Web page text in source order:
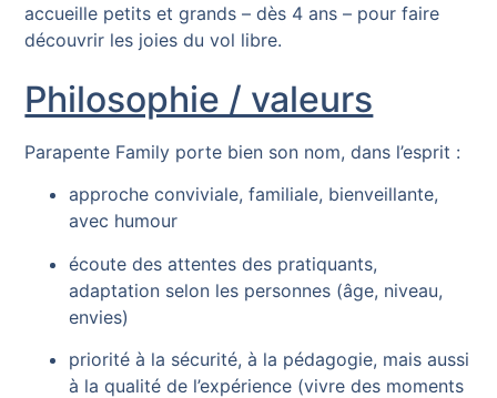
accueille petits et grands – dès 4 ans – pour faire
découvrir les joies du vol libre.
Philosophie / valeurs
Parapente Family porte bien son nom, dans l’esprit :
approche conviviale, familiale, bienveillante,
avec humour
écoute des attentes des pratiquants,
adaptation selon les personnes (âge, niveau,
envies)
priorité à la sécurité, à la pédagogie, mais aussi
à la qualité de l’expérience (vivre des moments